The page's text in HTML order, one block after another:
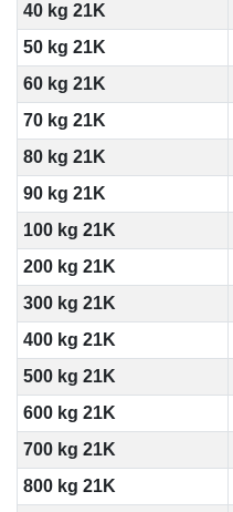
40 kg 21K
50 kg 21K
60 kg 21K
70 kg 21K
80 kg 21K
90 kg 21K
100 kg 21K
200 kg 21K
300 kg 21K
400 kg 21K
500 kg 21K
600 kg 21K
700 kg 21K
800 kg 21K